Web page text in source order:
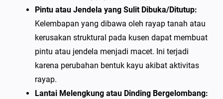
Pintu atau Jendela yang Sulit Dibuka/Ditutup:
Kelembapan yang dibawa oleh rayap tanah atau
kerusakan struktural pada kusen dapat membuat
pintu atau jendela menjadi macet. Ini terjadi
karena perubahan bentuk kayu akibat aktivitas
rayap.
Lantai Melengkung atau Dinding Bergelombang: